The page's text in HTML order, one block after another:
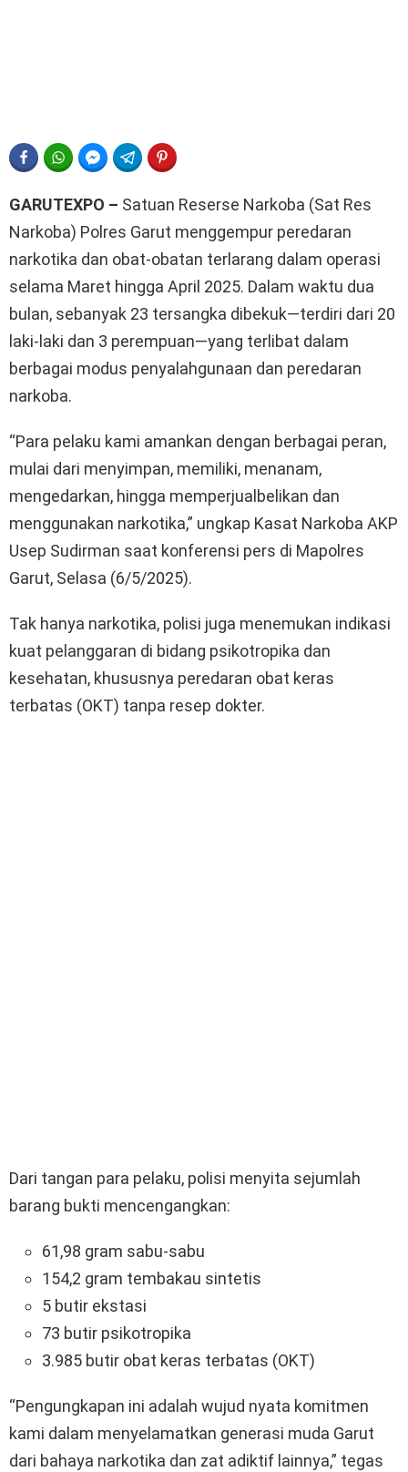
FACEBOOKWHATSAPPFACEBOOK MESSENGER
TELEGRAM
GARUTEXPO – Satuan Reserse Narkoba (Sat Res
Narkoba) Polres Garut menggempur peredaran
narkotika dan obat-obatan terlarang dalam operasi
selama Maret hingga April 2025. Dalam waktu dua
bulan, sebanyak 23 tersangka dibekuk—terdiri dari 20
laki-laki dan 3 perempuan—yang terlibat dalam
berbagai modus penyalahgunaan dan peredaran
narkoba.
“Para pelaku kami amankan dengan berbagai peran,
mulai dari menyimpan, memiliki, menanam,
mengedarkan, hingga memperjualbelikan dan
menggunakan narkotika,” ungkap Kasat Narkoba AKP
Usep Sudirman saat konferensi pers di Mapolres
Garut, Selasa (6/5/2025).
Tak hanya narkotika, polisi juga menemukan indikasi
kuat pelanggaran di bidang psikotropika dan
kesehatan, khususnya peredaran obat keras
terbatas (OKT) tanpa resep dokter.
Dari tangan para pelaku, polisi menyita sejumlah
barang bukti mencengangkan:
61,98 gram sabu-sabu
154,2 gram tembakau sintetis
5 butir ekstasi
73 butir psikotropika
3.985 butir obat keras terbatas (OKT)
“Pengungkapan ini adalah wujud nyata komitmen
kami dalam menyelamatkan generasi muda Garut
dari bahaya narkotika dan zat adiktif lainnya,” tegas